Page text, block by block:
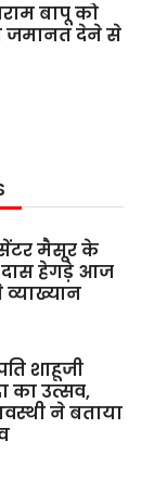
बापू को
जमानत देने से
सेंटर मैसूर के
दास हेगड़े आज
शाहूजी
का उत्सव,
ने बताया